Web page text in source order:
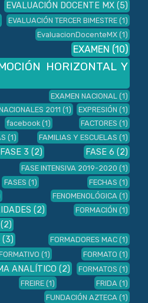
EVALUACIÓN DOCENTE MX (5)
EVALUACIÓN TERCER BIMESTRE (1)
EvaluacionDocenteMX (1)
EXAMEN (10)
HORIZONTAL Y
EXAMEN NACIONAL (1)
2011 (1) EXPRESIÓN (1)
facebook (1) FACTORES (1)
(1) FAMILIAS Y ESCUELAS (1)
FASE 3 (2) FASE 6 (2)
FASE INTENSIVA 2019-2020 (1)
FASES (1) FECHAS (1)
FENOMENOLÓGICA (1)
(2) FORMACIÓN (1)
(2)
(3) FORMADORES MAC (1)
(1) FORMATO (1)
ANALÍTICO (2) FORMATOS (1)
FREIRE (1) FRIDA (1)
FUNDACIÓN AZTECA (1)